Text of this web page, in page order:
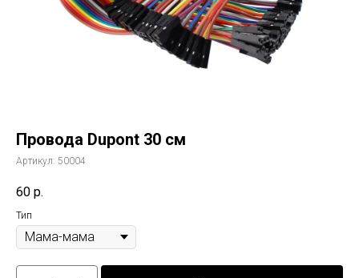
Провода Dupont 30 см
Артикул: 50004
60 р.
Тип